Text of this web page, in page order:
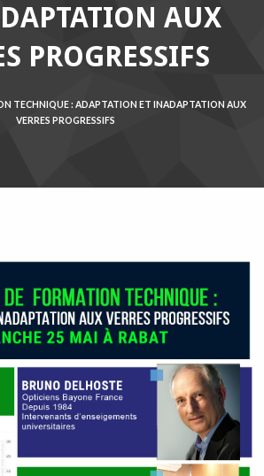
AUX
PROGRESSIFS
TECHNIQUE : ADAPTATION ET INADAPTATION AUX
VERRES PROGRESSIFS